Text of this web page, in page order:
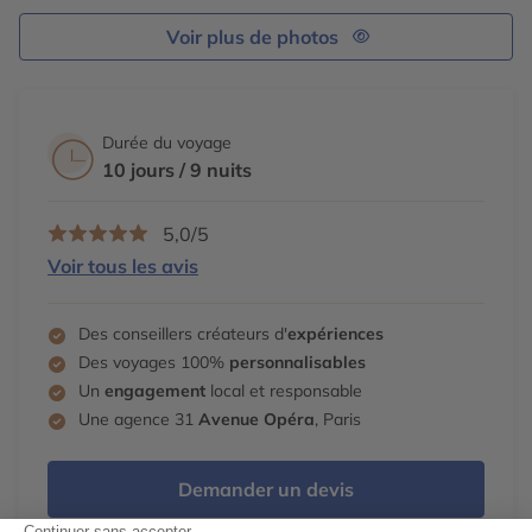
Voir plus de photos
Durée du voyage
10 jours / 9 nuits
5,0/5
Voir tous les avis
Des conseillers créateurs d'expériences
Des voyages 100% personnalisables
Un engagement local et responsable
Une agence 31 Avenue Opéra, Paris
Demander un devis